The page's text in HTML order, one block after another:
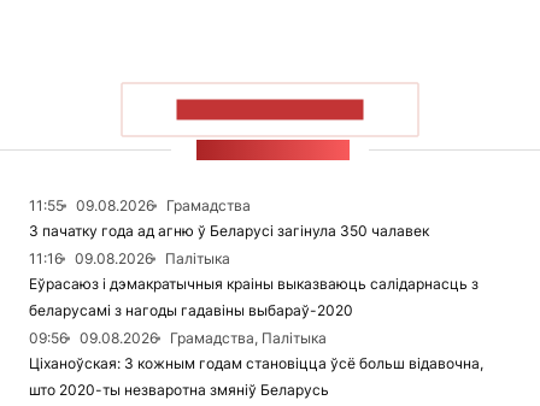
11:55 09.08.2026
Грамадства
З пачатку года ад агню ў Беларусі загінула 350 чалавек
11:16
09.08.2026
Палітыка
Еўрасаюз і дэмакратычныя краіны выказваюць салідарнасць з
беларусамі з нагоды гадавіны выбараў-2020
09:56
09.08.2026
Грамадства, Палітыка
Ціханоўская: З кожным годам становіцца ўсё больш відавочна,
што 2020-ты незваротна змяніў Беларусь